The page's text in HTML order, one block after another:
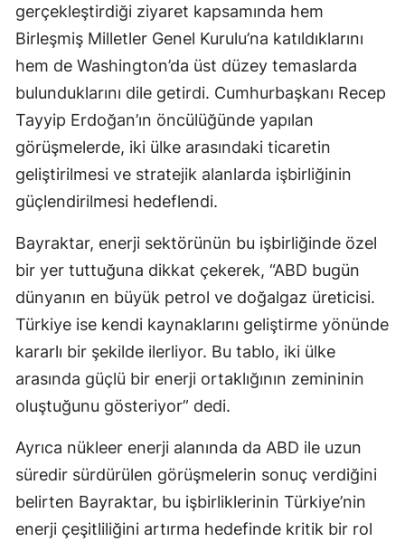
Kırşehir
Konya
Kütahya
Malatya
Kahramanmaraş
Mardin
Muğla
Muş
Nevşehir
Rize
Sakarya
gerçekleştirdiği ziyaret kapsamında hem
Birleşmiş Milletler Genel Kurulu’na katıldıklarını
hem de Washington’da üst düzey temaslarda
bulunduklarını dile getirdi. Cumhurbaşkanı Recep
Tayyip Erdoğan’ın öncülüğünde yapılan
görüşmelerde, iki ülke arasındaki ticaretin
geliştirilmesi ve stratejik alanlarda işbirliğinin
güçlendirilmesi hedeflendi.
Bayraktar, enerji sektörünün bu işbirliğinde özel
bir yer tuttuğuna dikkat çekerek, “ABD bugün
dünyanın en büyük petrol ve doğalgaz üreticisi.
Türkiye ise kendi kaynaklarını geliştirme yönünde
kararlı bir şekilde ilerliyor. Bu tablo, iki ülke
arasında güçlü bir enerji ortaklığının zemininin
oluştuğunu gösteriyor” dedi.
Ayrıca nükleer enerji alanında da ABD ile uzun
süredir sürdürülen görüşmelerin sonuç verdiğini
belirten Bayraktar, bu işbirliklerinin Türkiye’nin
enerji çeşitliliğini artırma hedefinde kritik bir rol